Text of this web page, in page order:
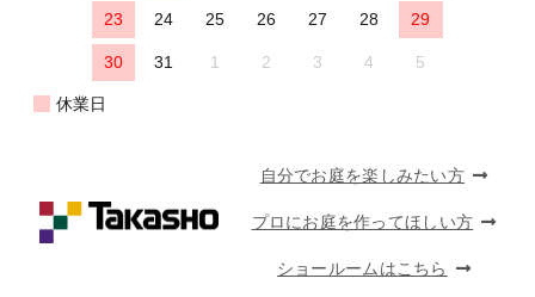
23 24 25 26 27 28 29
30 31 1 2 3 4 5
休業日
自分でお庭を楽しみたい方
プロにお庭を作ってほしい方
ショールームはこちら